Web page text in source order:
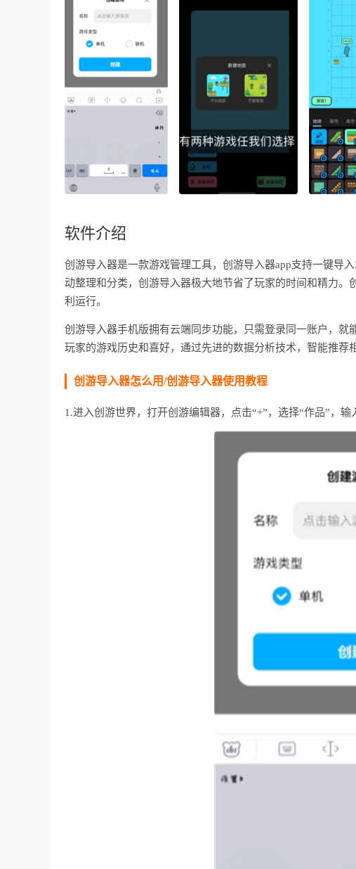
软件介绍
创游导入器是一款游戏管理工具，创游导入器app支持一键导
动整理和分类，创游导入器极大地节省了玩家的时间和精力
利运行。
创游导入器手机版拥有云端同步功能，只需登录同一账户，
玩家的游戏历史和喜好，通过先进的数据分析技术，智能推荐
创游导入器怎么用/创游导入器使用教程
1.进入创游世界，打开创游编辑器，点击“+”，选择“作品”，输